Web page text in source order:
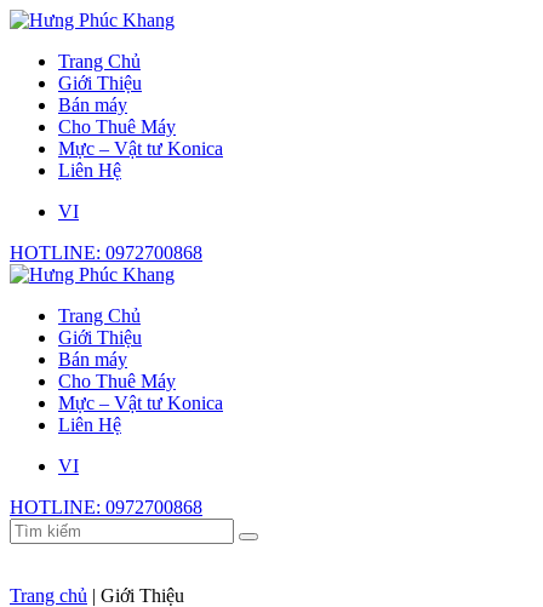
Trang Chủ
Giới Thiệu
Bán máy
Cho Thuê Máy
Mực – Vật tư Konica
Liên Hệ
VI
HOTLINE: 0972700868
Trang Chủ
Giới Thiệu
Bán máy
Cho Thuê Máy
Mực – Vật tư Konica
Liên Hệ
VI
HOTLINE: 0972700868
Trang chủ | Giới Thiệu